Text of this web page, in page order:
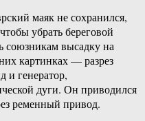
маяк не сохранился,
убрать береговой
союзникам высадку на
картинках — разрез
и генератор,
дуги. Он приводился
ременный привод.